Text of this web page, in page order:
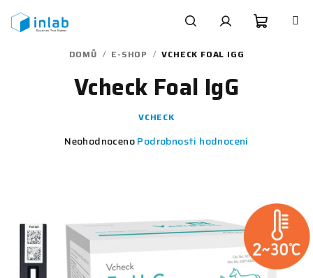
obsah
DOMŮ / E-SHOP / VCHECK FOAL IGG
Vcheck Foal IgG
VCHECK
Průměrné
5
hvězdiček.
NeohodnocenoPodrobnosti hodnocení